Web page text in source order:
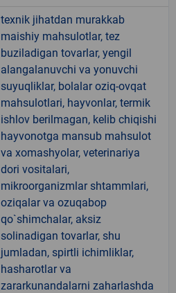
texnik jihatdan murakkab
maishiy mahsulotlar, tez
buziladigan tovarlar, yengil
alangalanuvchi va yonuvchi
suyuqliklar, bolalar oziq-ovqat
mahsulotlari, hayvonlar, termik
ishlov berilmagan, kelib chiqishi
hayvonotga mansub mahsulot
va xomashyolar, veterinariya
dori vositalari,
mikroorganizmlar shtammlari,
oziqalar va ozuqabop
qo`shimchalar, aksiz
solinadigan tovarlar, shu
jumladan, spirtli ichimliklar,
hasharotlar va
zararkunandalarni zaharlashda